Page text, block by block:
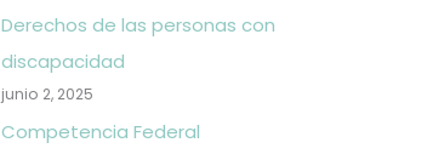
Derechos de las personas con
discapacidad
junio 2, 2025
Competencia Federal